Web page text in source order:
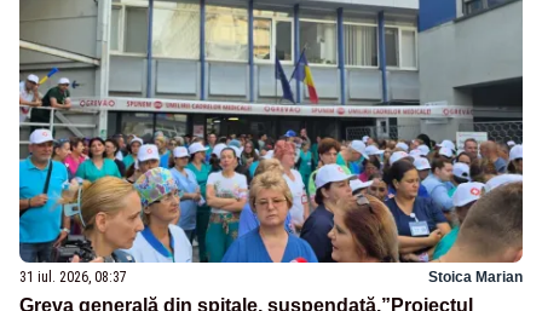
31 iul. 2026, 08:37 Stoica Marian
Greva generală din spitale, suspendată.”Proiectul